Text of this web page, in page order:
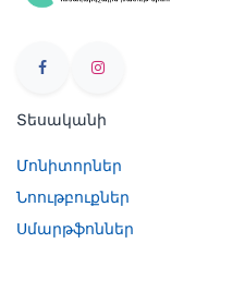
Տեսականի
Մոնիտորներ
Նոութբուքներ
Սմարթֆոններ